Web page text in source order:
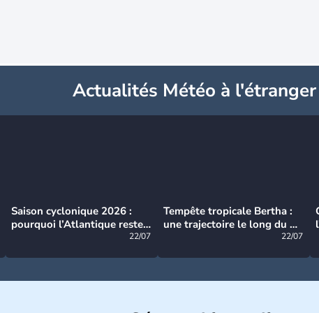
Actualités Météo à l'étranger
Saison cyclonique 2026 :
pourquoi l’Atlantique reste
22/07
Tempête tropicale Bertha :
une trajectoire le long du du
22/07